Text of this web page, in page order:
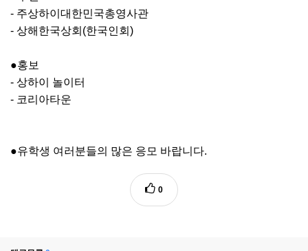
- 주상하이대한민국총영사관
- 상해한국상회(한국인회)
●홍보
- 상하이 놀이터
- 코리아타운
●유학생 여러분들의 많은 응모 바랍니다.
0